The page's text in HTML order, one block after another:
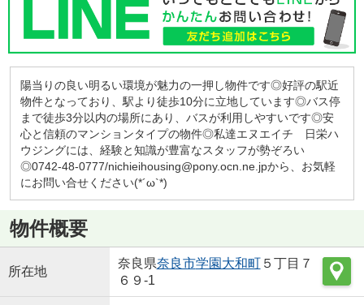
陽当りの良い明るい環境が魅力の一押し物件です◎好評の駅近
物件となっており、駅より徒歩10分に立地しています◎バス停
まで徒歩3分以内の場所にあり、バスが利用しやすいです◎安
心と信頼のマンションタイプの物件◎私達エヌエイチ 日栄ハ
ウジングには、経験と知識が豊富なスタッフが勢ぞろい
◎0742-48-0777/nichieihousing@pony.ocn.ne.jpから、お気軽
にお問い合せください(*´ω`*)
物件概要
所在地
奈良県奈良市学園大和町５丁目７
６９-1